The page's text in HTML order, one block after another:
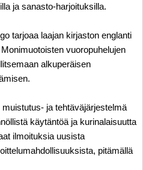
ja sanasto-harjoituksilla.
tarjoaa laajan kirjaston englanti
vuoropuhelujen
alkuperäisen
ja tehtäväjärjestelmä
käytäntöä ja kurinalaisuutta
ilmoituksia uusista
pitämällä